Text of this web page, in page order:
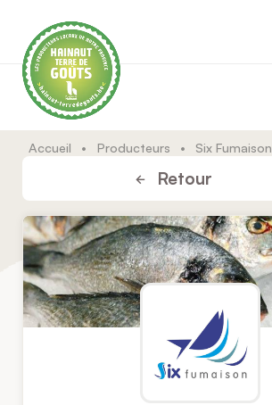
Accueil • Producteurs • Six Fumaison
Retour